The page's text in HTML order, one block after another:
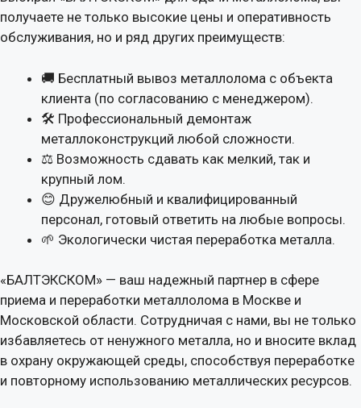
получаете не только высокие цены и оперативность
обслуживания, но и ряд других преимуществ:
🚚 Бесплатный вывоз металлолома с объекта
клиента (по согласованию с менеджером).
🛠 Профессиональный демонтаж
металлоконструкций любой сложности.
⚖ Возможность сдавать как мелкий, так и
крупный лом.
😊 Дружелюбный и квалифицированный
персонал, готовый ответить на любые вопросы.
🌱 Экологически чистая переработка металла.
«БАЛТЭКСКОМ» — ваш надежный партнер в сфере
приема и переработки металлолома в Москве и
Московской области. Сотрудничая с нами, вы не только
избавляетесь от ненужного металла, но и вносите вклад
в охрану окружающей среды, способствуя переработке
и повторному использованию металлических ресурсов.